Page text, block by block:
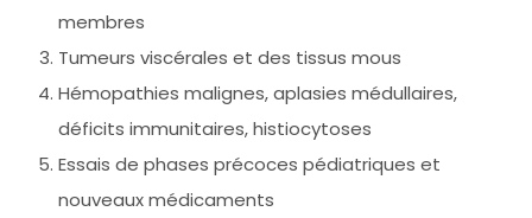
membres
Tumeurs viscérales et des tissus mous
Hémopathies malignes, aplasies médullaires,
déficits immunitaires, histiocytoses
Essais de phases précoces pédiatriques et
nouveaux médicaments